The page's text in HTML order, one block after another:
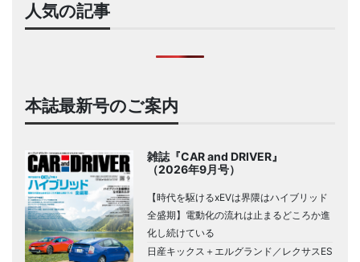
人気の記事
本誌最新号のご案内
雑誌『CAR and DRIVER』
（2026年9月号）
【時代を駆けるxEVは界隈はハイブリッド
全盛期】電動化の流れは止まるどころか進
化し続けている
日産キックス＋エルグランド／レクサスES